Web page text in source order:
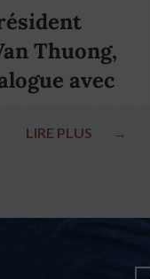
Thuong,
avec
LIRE PLUS →